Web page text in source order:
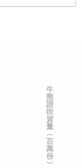
牛
熊
證
街
貨
量
︵
百
萬
份
︶